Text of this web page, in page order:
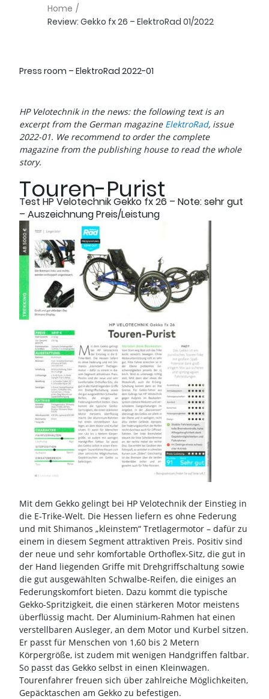
Home /
Review: Gekko fx 26 – ElektroRad 01/2022
Press room – ElektroRad 2022-01
HP Velotechnik in the news: the following text is an
excerpt from the German magazine ElektroRad, issue
2022-01. We recommend to order the complete
magazine from the publishing house to read the whole
story.
Touren-Purist
Test HP Velotechnik Gekko fx 26 – Note: sehr gut
– Auszeichnung Preis/Leistung
Mit dem Gekko gelingt bei HP Velotechnik der Einstieg in
die E-Trike-Welt. Die Hessen liefern es ohne Federung
und mit Shimanos „kleinstem“ Tretlagermotor – dafür zu
einem in diesem Segment attraktiven Preis. Positiv sind
der neue und sehr komfortable Orthoflex-Sitz, die gut in
der Hand liegenden Griffe mit Drehgriffschaltung sowie
die gut ausgewählten Schwalbe-Reifen, die einiges an
Federungskomfort bieten. Dazu kommt die typische
Gekko-Spritzigkeit, die einen stärkeren Motor meistens
überflüssig macht. Der Aluminium-Rahmen hat einen
verstellbaren Ausleger, an dem Motor und Kurbel sitzen.
Er passt für Menschen von 1,60 bis 2 Metern
Körpergröße, ist zudem mit wenigen Handgriffen faltbar.
So passt das Gekko selbst in einen Kleinwagen.
Tourenfahrer freuen sich über zahlreiche Möglichkeiten,
Gepäcktaschen am Gekko zu befestigen.